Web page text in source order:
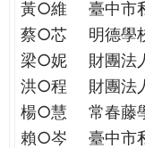
黃○維
臺中市
蔡○芯
明德學
梁○妮
財團法
洪○程
財團法
楊○慧
常春藤
賴○岑
臺中市